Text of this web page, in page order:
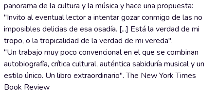
panorama de la cultura y la música y hace una propuesta:
"Invito al eventual lector a intentar gozar conmigo de las no
imposibles delicias de esa osadía. [...] Está la verdad de mi
tropo, o la tropicalidad de la verdad de mi vereda".
"Un trabajo muy poco convencional en el que se combinan
autobiografía, crítica cultural, auténtica sabiduría musical y un
estilo único. Un libro extraordinario". The New York Times
Book Review